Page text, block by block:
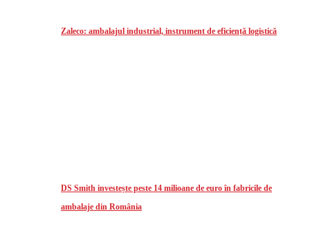
Zaleco: ambalajul industrial, instrument de eficiență logistică
DS Smith investește peste 14 milioane de euro în fabricile de
ambalaje din România